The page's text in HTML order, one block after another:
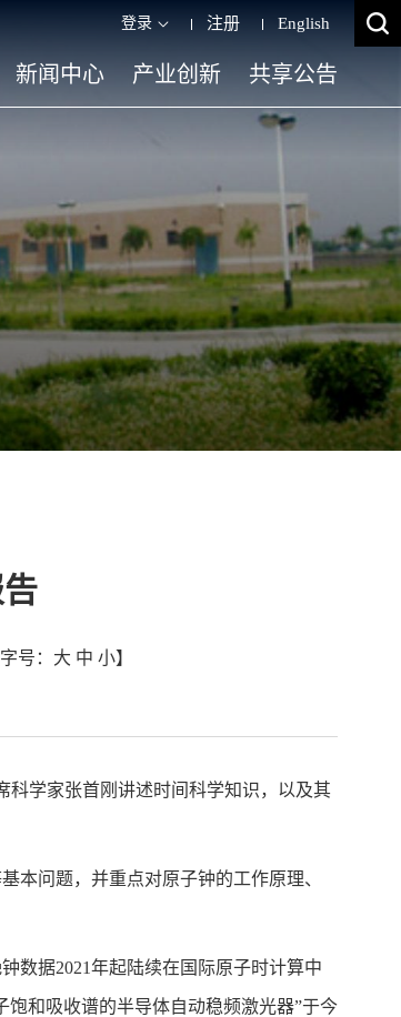
登录 注册 English
新闻中心 产业创新 共享公告
字号： 大 中 小】
科学家张首刚讲述时间科学知识，以及其
本问题，并重点对原子钟的工作原理、
数据2021年起陆续在国际原子时计算中
和吸收谱的半导体自动稳频激光器”于今